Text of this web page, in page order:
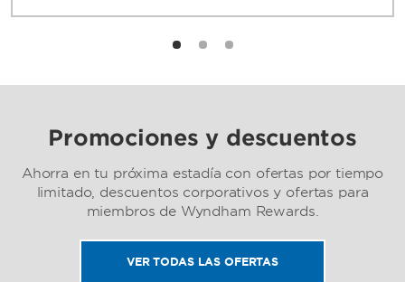
Promociones y descuentos
Ahorra en tu próxima estadía con ofertas por tiempo
limitado, descuentos corporativos y ofertas para
miembros de Wyndham Rewards.
VER TODAS LAS OFERTAS